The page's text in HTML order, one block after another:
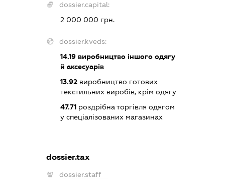
dossier.capital:
2 000 000 грн.
dossier.kveds:
14.19виробництво іншого одягу
й аксесуарів
13.92виробництво готових
текстильних виробів, крім одягу
47.71роздрібна торгівля одягом
у спеціалізованих магазинах
dossier.tax
dossier.staff